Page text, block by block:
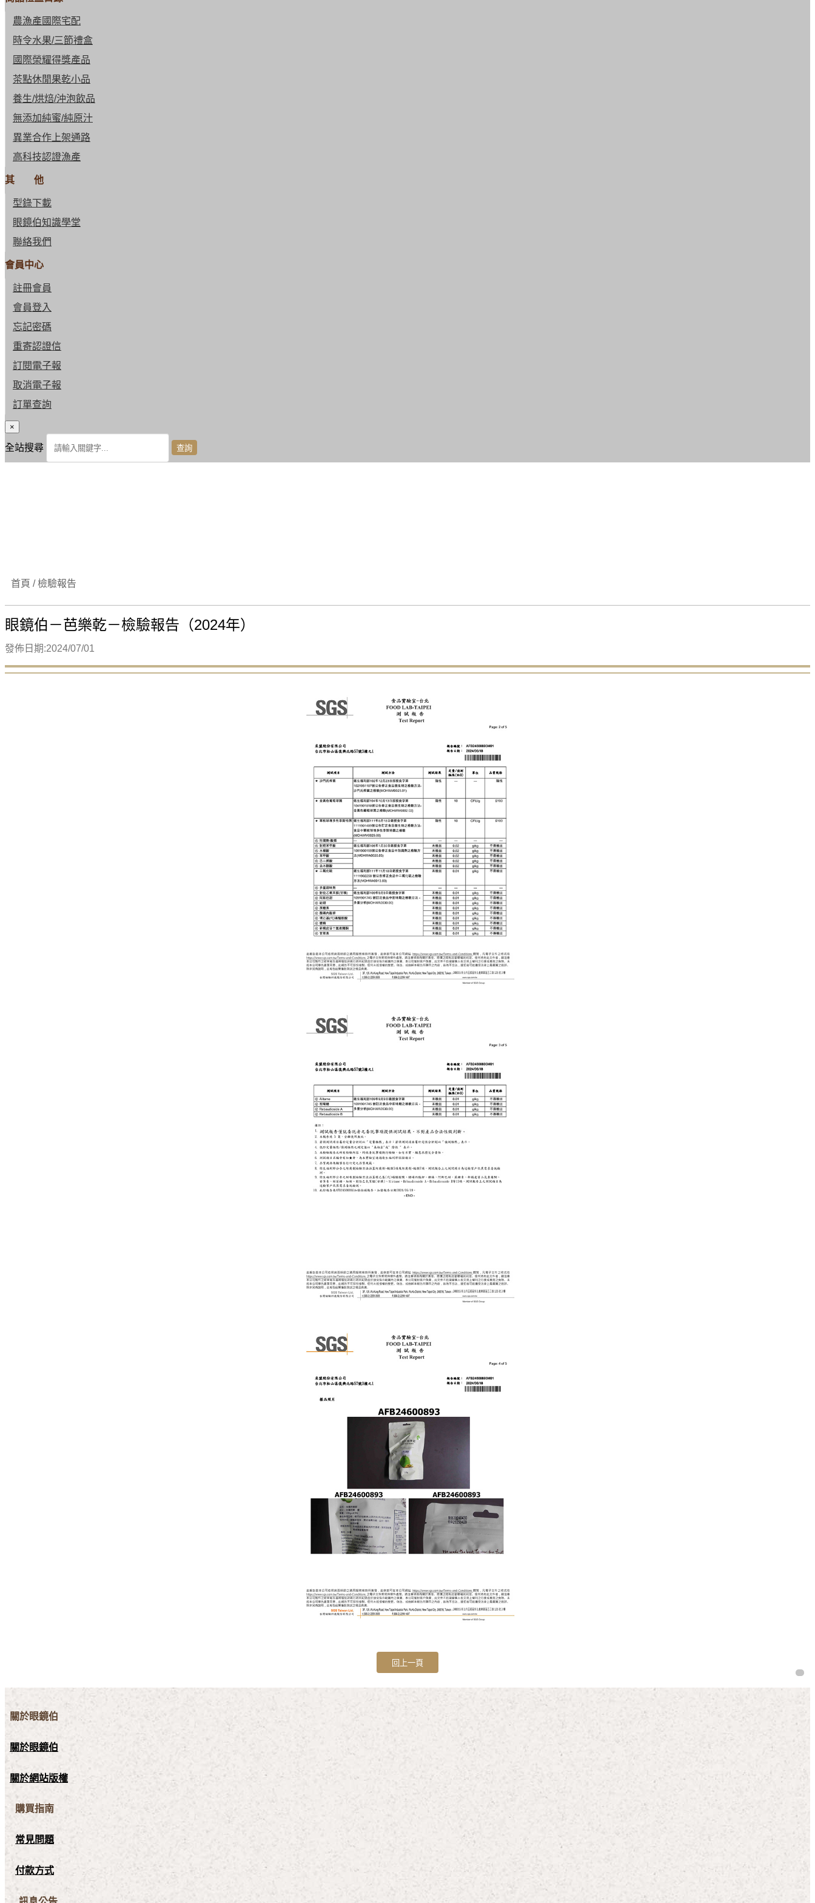
農漁產國際宅配
時令水果/三節禮盒
國際榮耀得獎產品
茶點休閒果乾小品
養生/烘焙/沖泡飲品
無添加純蜜/純原汁
異業合作上架通路
高科技認證漁產
其 他
型錄下載
眼鏡伯知識學堂
聯絡我們
會員中心
註冊會員
會員登入
忘記密碼
重寄認證信
訂閱電子報
取消電子報
訂單查詢
×
全站搜尋
首頁 / 檢驗報告
眼鏡伯－芭樂乾－檢驗報告（2024年）
發佈日期:2024/07/01
關於眼鏡伯
關於眼鏡伯
關於網站版權
購買指南
常見問題
付款方式